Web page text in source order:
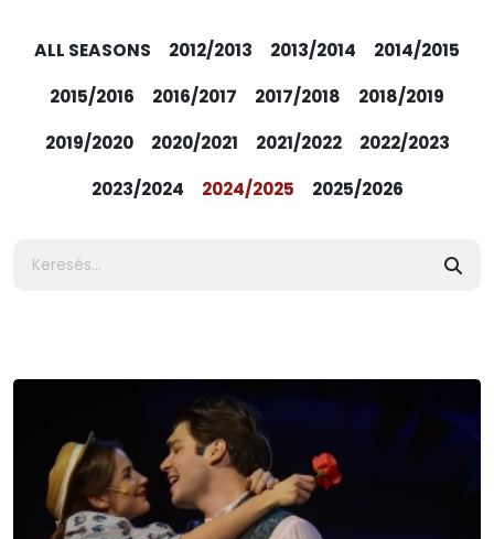
ALL SEASONS 2012/2013 2013/2014
2014/2015
2015/2016
2016/2017 2017/2018
2018/2019
2019/2020
2020/2021 2021/2022
2022/2023
2023/2024
2024/2025 2025/2026